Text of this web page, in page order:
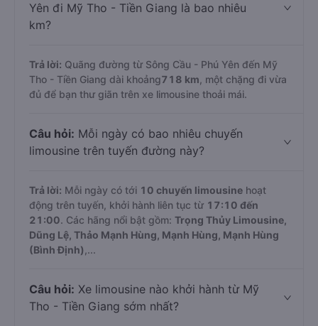
Yên đi Mỹ Tho - Tiền Giang là bao nhiêu
km?
Trả lời: Quãng đường từ Sông Cầu - Phú Yên đến Mỹ
Tho - Tiền Giang dài khoảng718 km , một chặng đi vừa
đủ để bạn thư giãn trên xe limousine thoải mái.
Câu hỏi: Mỗi ngày có bao nhiêu chuyến
limousine trên tuyến đường này?
Trả lời: Mỗi ngày có tới 10 chuyến limousine hoạt
động trên tuyến, khởi hành liên tục từ 17:10 đến
21:00. Các hãng nổi bật gồm: Trọng Thủy Limousine,
Dũng Lệ, Thảo Mạnh Hùng, Mạnh Hùng, Mạnh Hùng
(Bình Định) ,...
Câu hỏi: Xe limousine nào khởi hành từ Mỹ
Tho - Tiền Giang sớm nhất?